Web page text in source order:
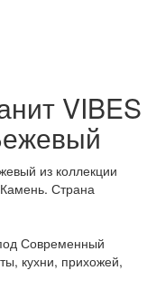
VIBES
из коллекции
Страна
Современный
кухни, прихожей,